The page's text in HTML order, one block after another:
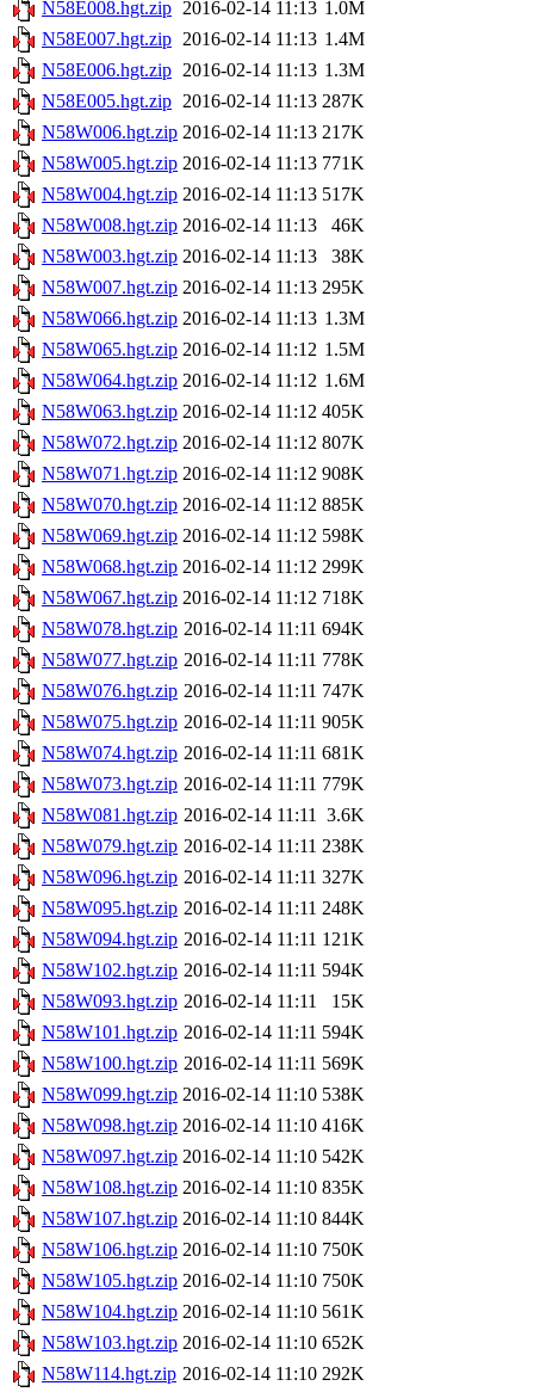
N58E008.hgt.zip 2016-02-14 11:13 1.0M
N58E007.hgt.zip 2016-02-14 11:13 1.4M
N58E006.hgt.zip 2016-02-14 11:13 1.3M
N58E005.hgt.zip 2016-02-14 11:13 287K
N58W006.hgt.zip 2016-02-14 11:13 217K
N58W005.hgt.zip 2016-02-14 11:13 771K
N58W004.hgt.zip 2016-02-14 11:13 517K
N58W008.hgt.zip 2016-02-14 11:13
46K
N58W003.hgt.zip 2016-02-14 11:13
38K
N58W007.hgt.zip 2016-02-14 11:13 295K
N58W066.hgt.zip 2016-02-14 11:13 1.3M
N58W065.hgt.zip 2016-02-14 11:12 1.5M
N58W064.hgt.zip 2016-02-14 11:12 1.6M
N58W063.hgt.zip 2016-02-14 11:12 405K
N58W072.hgt.zip 2016-02-14 11:12 807K
N58W071.hgt.zip 2016-02-14 11:12 908K
N58W070.hgt.zip 2016-02-14 11:12 885K
N58W069.hgt.zip 2016-02-14 11:12 598K
N58W068.hgt.zip 2016-02-14 11:12 299K
N58W067.hgt.zip 2016-02-14 11:12 718K
N58W078.hgt.zip 2016-02-14 11:11 694K
N58W077.hgt.zip 2016-02-14 11:11 778K
N58W076.hgt.zip 2016-02-14 11:11 747K
N58W075.hgt.zip 2016-02-14 11:11 905K
N58W074.hgt.zip 2016-02-14 11:11 681K
N58W073.hgt.zip 2016-02-14 11:11 779K
N58W081.hgt.zip 2016-02-14 11:11 3.6K
N58W079.hgt.zip 2016-02-14 11:11 238K
N58W096.hgt.zip 2016-02-14 11:11 327K
N58W095.hgt.zip 2016-02-14 11:11 248K
N58W094.hgt.zip 2016-02-14 11:11 121K
N58W102.hgt.zip 2016-02-14 11:11 594K
N58W093.hgt.zip 2016-02-14 11:11
15K
N58W101.hgt.zip 2016-02-14 11:11 594K
N58W100.hgt.zip 2016-02-14 11:11 569K
N58W099.hgt.zip 2016-02-14 11:10 538K
N58W098.hgt.zip 2016-02-14 11:10 416K
N58W097.hgt.zip 2016-02-14 11:10 542K
N58W108.hgt.zip 2016-02-14 11:10 835K
N58W107.hgt.zip 2016-02-14 11:10 844K
N58W106.hgt.zip 2016-02-14 11:10 750K
N58W105.hgt.zip 2016-02-14 11:10 750K
N58W104.hgt.zip 2016-02-14 11:10 561K
N58W103.hgt.zip 2016-02-14 11:10 652K
N58W114.hgt.zip 2016-02-14 11:10 292K